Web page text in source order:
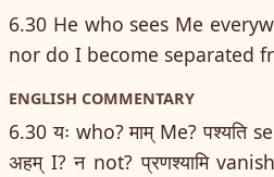
6.30 He who sees Me
nor do I become separated
ENGLISH COMMENTARY
6.30 यः who? माम् Me? पश्यति
अहम् I? न not? प्रणश्यामि